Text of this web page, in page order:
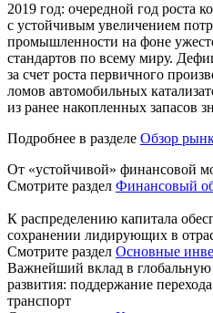
2019 год: очередной год роста
с устойчивым увеличением
промышленности на фоне
стандартов по всему миру.
за счет роста первичного
ломов автомобильных
из ранее накопленных запасов
Подробнее в разделе Обзор
От «устойчивой» финансовой
Смотрите раздел Финансовый
К распределению капитала
сохранении лидирующих в
Смотрите раздел Основные
Важнейший вклад в глобальную
развития: поддержание
транспорт